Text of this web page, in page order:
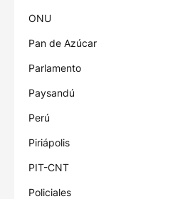
ONU
Pan de Azúcar
Parlamento
Paysandú
Perú
Piriápolis
PIT-CNT
Policiales